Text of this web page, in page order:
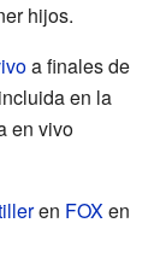
hijos.
a finales de
en la
en vivo
en FOXen